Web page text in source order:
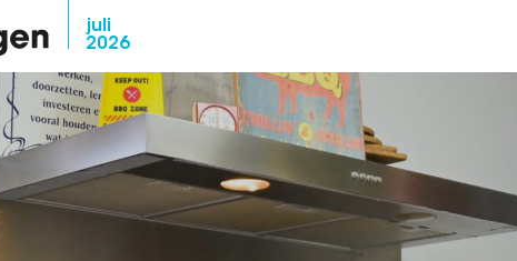
juli
2026